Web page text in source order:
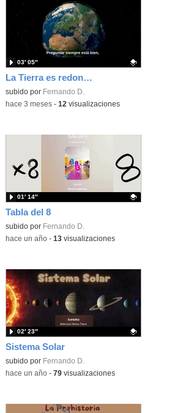
La Tierra es redonda
Contenido educativo.
subido por Fernando D.
03′ 05″
-hace 3 meses- 12 visualizaciones
Tabla del 8
Contenido educativo.
subido por Fernando D.
01′ 14″
-hace un año- 13visualizaciones
Sistema Solar
Contenido educativo.
subido por Fernando D.
02′ 23″
-hace un año- 79visualizaciones